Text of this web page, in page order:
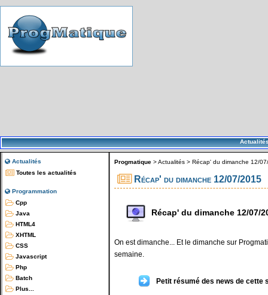
Actualités
Toutes les actualités
Programmation
Cpp
Java
HTML4
XHTML
CSS
Javascript
Php
Batch
Plus...
Progmatique >Actualités > Récap' du dimanche 12/
Récap' du dimanche 12/07/2015
Récap' du dimanche 12/07/
On est dimanche... Et le dimanche sur
semaine.
Petit résumé des news de cette